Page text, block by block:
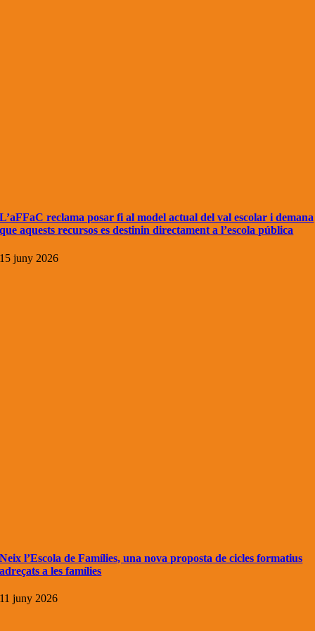
L’aFFaC reclama posar fi al model actual del val escolar i demana
que aquests recursos es destinin directament a l’escola pública
15 juny 2026
Neix l’Escola de Famílies, una nova proposta de cicles formatius
adreçats a les famílies
11 juny 2026